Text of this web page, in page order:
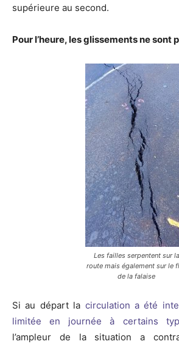
supérieure au second.
Pour l’heure, les glissements ne sont
Les failles serpentent sur la
route mais également sur le
de la falaise
Si au départ la circulation a été
limitée en journée à certains
l’ampleur de la situation a